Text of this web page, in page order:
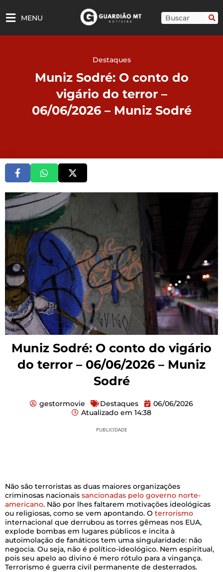
para
MENU Pesquisar
Destaques
Muniz Sodré: O conto do
vigário do terror –
06/06/2026 – Muniz Sodré
Muniz Sodré: O conto do vigário
do terror – 06/06/2026 – Muniz
Sodré
gestormovie Destaques
06/06/2026
Atualizado em 14:38
PUBLICIDADE
Não são terroristas as duas maiores organizações
criminosas nacionais sancionadas pelo governo norte-
americano. Não por lhes faltarem motivações ideológicas
ou religiosas, como se vem apontando. O terrorismo
internacional que derrubou as torres gêmeas nos EUA,
explode bombas em lugares públicos e incita à
autoimolação de fanáticos tem uma singularidade: não
negocia. Ou seja, não é político-ideológico. Nem espiritual,
pois seu apelo ao divino é mero rótulo para a vingança.
Terrorismo é guerra civil permanente de desterrados.